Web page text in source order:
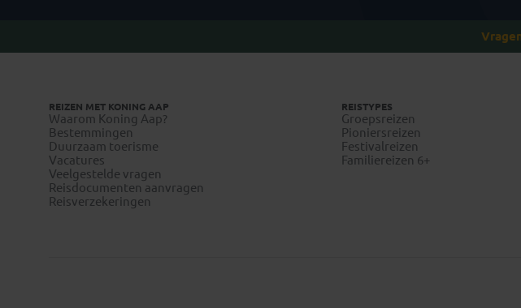
REIZEN MET KONING AAP
Waarom Koning Aap?
Bestemmingen
Duurzaam toerisme
Vacatures
Veelgestelde vragen
Reisdocumenten aanvragen
Reisverzekeringen
REISTYPES
Groepsreizen
Pioniersreizen
Festivalreizen
Familiereizen 6+